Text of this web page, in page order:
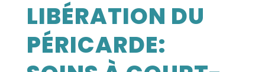
LIBÉRATION DU
PÉRICARDE: